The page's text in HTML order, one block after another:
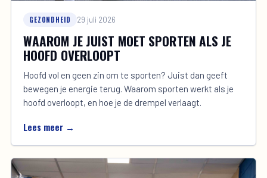
GEZONDHEID 29 juli 2026
WAAROM JE JUIST MOET SPORTEN ALS JE
HOOFD OVERLOOPT
Hoofd vol en geen zin om te sporten? Juist dan geeft
bewegen je energie terug. Waarom sporten werkt als je
hoofd overloopt, en hoe je de drempel verlaagt.
Lees meer →